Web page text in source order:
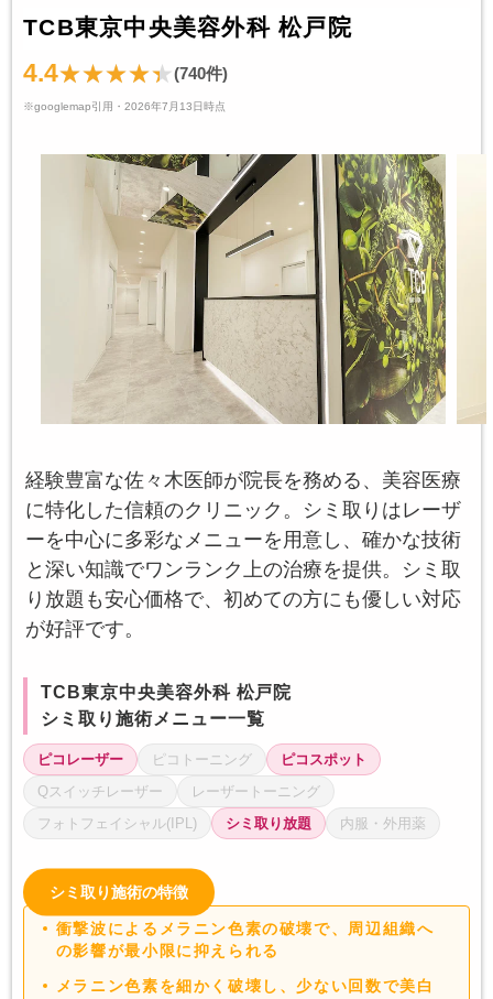
TCB東京中央美容外科 松戸院
4.4 (740件)
※googlemap引用・2026年7月13日時点
経験豊富な佐々木医師が院長を務める、美容医療
に特化した信頼のクリニック。シミ取りはレーザ
ーを中心に多彩なメニューを用意し、確かな技術
と深い知識でワンランク上の治療を提供。シミ取
り放題も安心価格で、初めての方にも優しい対応
が好評です。
TCB東京中央美容外科 松戸院
シミ取り施術メニュー一覧
ピコレーザー ピコトーニング
ピコスポット
Qスイッチレーザー
レーザートーニング
フォトフェイシャル(IPL)
シミ取り放題 内服・外用薬
シミ取り施術の特徴
衝撃波によるメラニン色素の破壊で、周辺組織へ
の影響が最小限に抑えられる
メラニン色素を細かく破壊し、少ない回数で美白